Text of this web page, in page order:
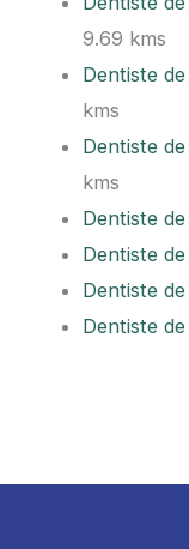
9.69 kms
Dentiste
kms
Dentiste
kms
Dentiste
Dentiste
Dentiste
Dentiste